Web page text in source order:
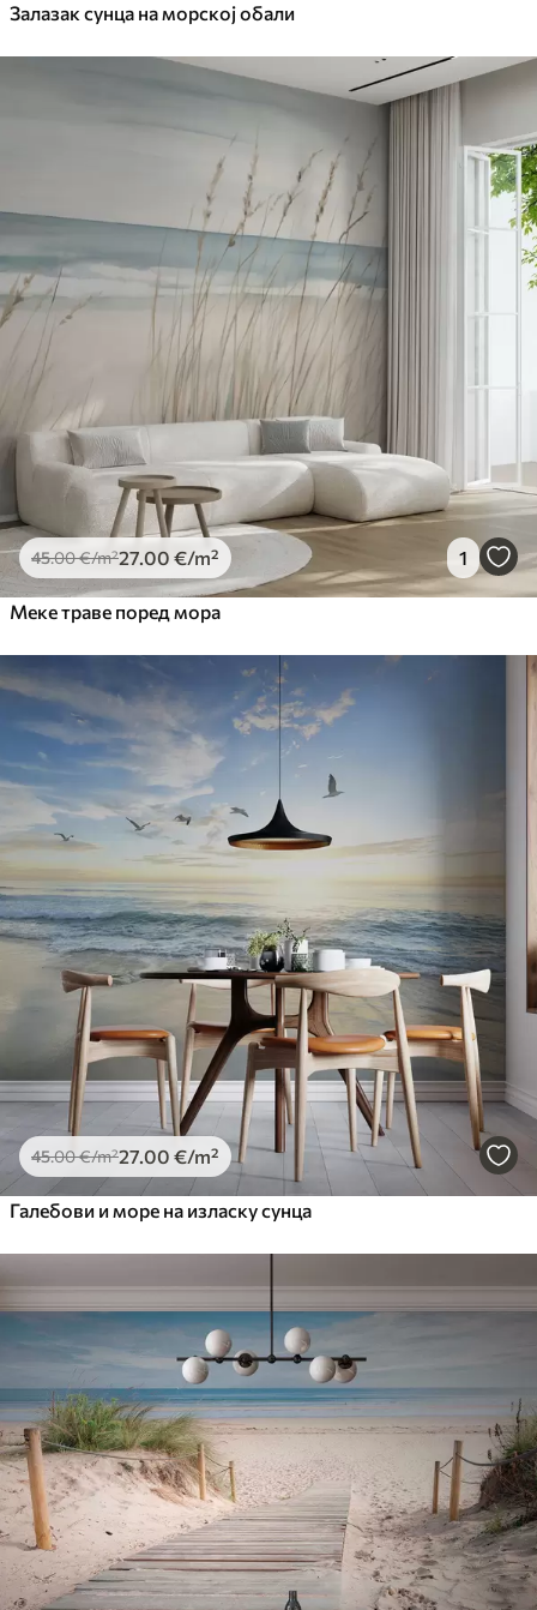
Залазак сунца на морској обали
45.00€/m²27.00 €/m² 1
Меке траве поред мора
45.00€/m²27.00 €/m²
Галебови и море на изласку сунца